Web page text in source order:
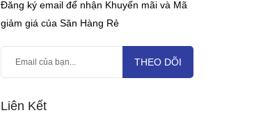
Đăng ký email để nhận Khuyến mãi và Mã
giảm giá của Săn Hàng Rẻ
THEO DÕI
Liên Kết